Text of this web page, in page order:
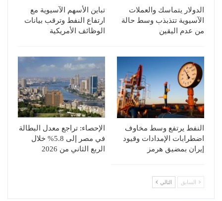
الدولار يتماسك والعملات
الآسيوية تتذبذب وسط حالة
من عدم اليقين
تباين الأسهم الآسيوية مع
ارتفاع النفط وترقب بيانات
الوظائف الأمريكية
النفط يرتفع وسط مخاوف
اضطرابات الإمدادات وقيود
إيران بمضيق هرمز
الإحصاء: تراجع معدل البطالة
في مصر إلى 5.8% خلال
الربع الثاني من 2026
السابق التالي